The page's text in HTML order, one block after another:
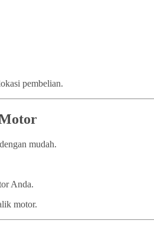
pembelian.
mudah.
Anda.
motor.